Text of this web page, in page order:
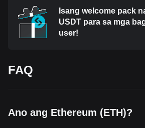
Isang welcome pack
USDT para sa mga
user!
FAQ
Ano ang Ethereum (ETH)?